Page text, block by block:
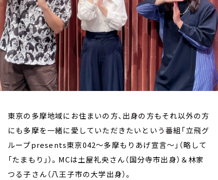
東京の多摩地域にお住まいの方、出身の方もそれ以外の方
にも多摩を一緒に愛していただきたいという番組「立飛グ
ループpresents東京042～多摩もりあげ宣言～」（略して
「たまもり」）。MCは土屋礼央さん（国分寺市出身）＆林家
つる子さん（八王子市の大学出身）。